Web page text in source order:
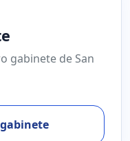
gabinete de San